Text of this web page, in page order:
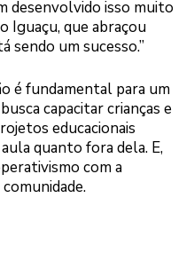
desenvolvido isso muito
Iguaçu, que abraçou
sendo um sucesso.”
é fundamental para um
capacitar crianças e
educacionais
quanto fora dela. E,
com a